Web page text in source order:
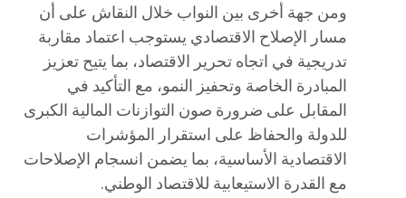
ومن جهة أخرى بين النواب خلال النقاش على أن
مسار الإصلاح الاقتصادي يستوجب اعتماد مقاربة
تدريجية في اتجاه تحرير الاقتصاد، بما يتيح تعزيز
المبادرة الخاصة وتحفيز النمو، مع التأكيد في
المقابل على ضرورة صون التوازنات المالية الكبرى
للدولة والحفاظ على استقرار المؤشرات
الاقتصادية الأساسية، بما يضمن انسجام الإصلاحات
مع القدرة الاستيعابية للاقتصاد الوطني.